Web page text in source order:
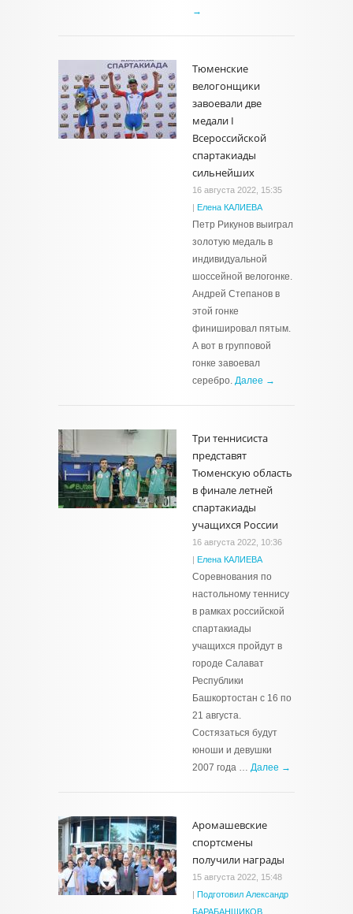
→
Тюменские
велогонщики
завоевали две
медали I
Всероссийской
спартакиады
сильнейших
16 августа 2022, 15:35
| Елена КАЛИЕВА
Петр Рикунов выиграл
золотую медаль в
индивидуальной
шоссейной велогонке.
Андрей Степанов в
этой гонке
финишировал пятым.
А вот в групповой
гонке завоевал
серебро. Далее →
Три теннисиста
представят
Тюменскую область
в финале летней
спартакиады
учащихся России
16 августа 2022, 10:36
| Елена КАЛИЕВА
Соревнования по
настольному теннису
в рамках российской
спартакиады
учащихся пройдут в
городе Салават
Республики
Башкортостан с 16 по
21 августа.
Состязаться будут
юноши и девушки
2007 года … Далее →
Аромашевские
спортсмены
получили награды
15 августа 2022, 15:48
| Подготовил Александр
БАРАБАНЩИКОВ